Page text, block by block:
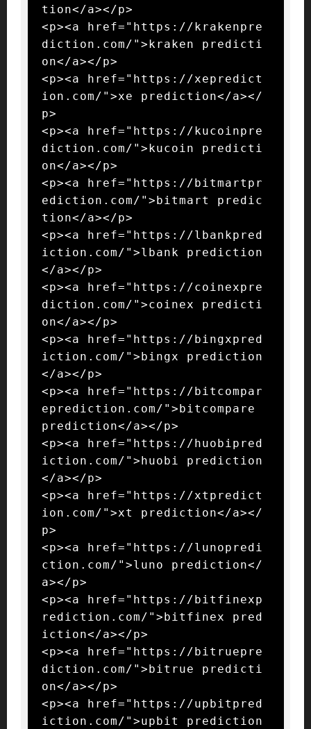
tion</a></p>
<p><a href="https://krakenpre
diction.com/">kraken predicti
on</a></p>
<p><a href="https://xepredict
ion.com/">xe prediction</a></
p>
<p><a href="https://kucoinpre
diction.com/">kucoin predicti
on</a></p>
<p><a href="https://bitmartpr
ediction.com/">bitmart predic
tion</a></p>
<p><a href="https://lbankpred
iction.com/">lbank prediction
</a></p>
<p><a href="https://coinexpre
diction.com/">coinex predicti
on</a></p>
<p><a href="https://bingxpred
iction.com/">bingx prediction
</a></p>
<p><a href="https://bitcompar
eprediction.com/">bitcompare
prediction</a></p>
<p><a href="https://huobipred
iction.com/">huobi prediction
</a></p>
<p><a href="https://xtpredict
ion.com/">xt prediction</a></
p>
<p><a href="https://lunopredi
ction.com/">luno prediction</
a></p>
<p><a href="https://bitfinexp
rediction.com/">bitfinex pred
iction</a></p>
<p><a href="https://bitruepre
diction.com/">bitrue predicti
on</a></p>
<p><a href="https://upbitpred
iction.com/">upbit prediction